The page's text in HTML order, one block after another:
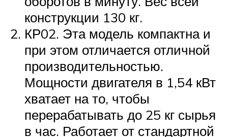
конструкции 130 кг.
КР02. Эта модель компактна и
при этом отличается отличной
производительностью.
Мощности двигателя в 1,54 кВт
хватает на то, чтобы
перерабатывать до 25 кг сырья
в час. Работает от стандартной